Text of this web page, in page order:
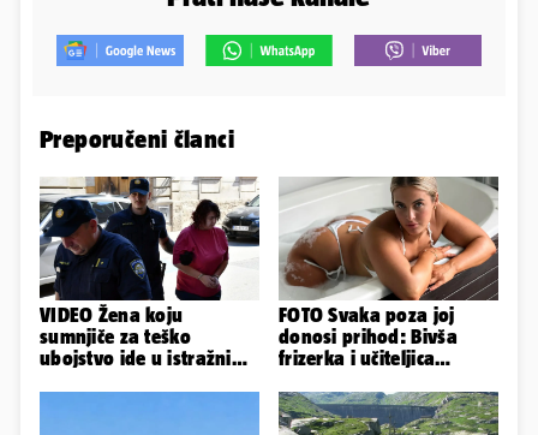
Preporučeni članci
VIDEO Žena koju
sumnjiče za teško
ubojstvo ide u istražni
FOTO Svaka poza joj
donosi prihod: Bivša
frizerka i učiteljica
Instagram